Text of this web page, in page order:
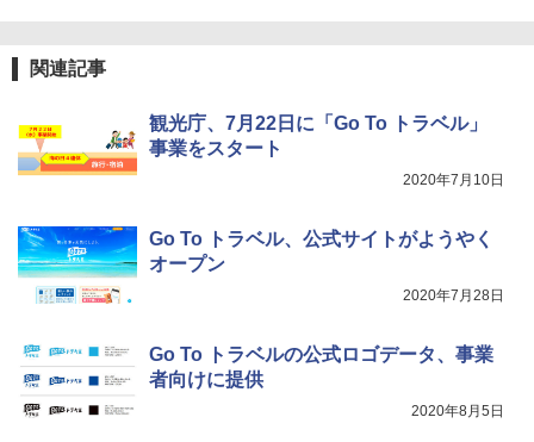
[キャンパーズコレクション 山善] 傘みたいに
広げるだけ パッとサッとテント ブラックコ
ーティング フルクローズ メッシュ 3-4人用
簡単設置 ポップアップテント エクルベージ
￥9,990
イド ブラックコーティング フルクローズ メ
ッシュ 4人用 簡単設置 ポップアップテント P
ATCW-150B エクルベージュ
ンパクト多機能設計 持ち運び便利 アウトド
ア/オフィス/教育現場/展示会用 緑
熊撃退スプレー 熊よけスプレー 熊スプレー
【日本企業販売】超強力クマ対策スプレー 30
0ml（連続噴射30秒）110ml（連続噴射15
関の購入実績 登山・キャンプ・アウトドア・
防災用品 長期保存可能 緊急時用 日本国内発
送
関連記事
観光庁、7月22日に「Go To トラベル」
事業をスタート
2020年7月10日
Go To トラベル、公式サイトがようやく
オープン
2020年7月28日
Go To トラベルの公式ロゴデータ、事業
者向けに提供
2020年8月5日